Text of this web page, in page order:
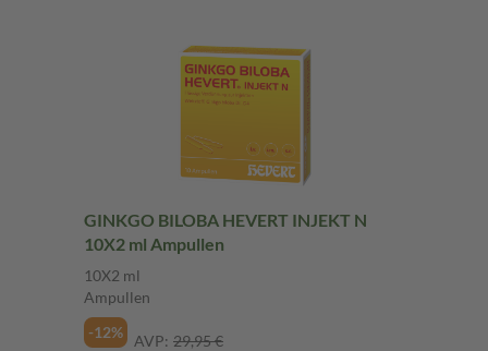
GINKGO BILOBA HEVERT INJEKT N
10X2 ml Ampullen
10X2 ml
Ampullen
-12%
AVP: 29,95 €